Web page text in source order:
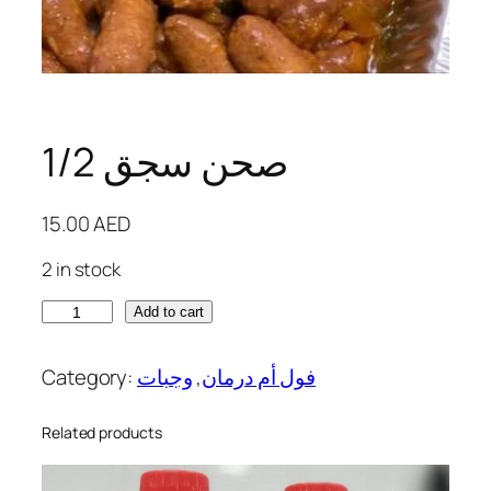
صحن سجق 1/2
15.00AED
2 in stock
ن
س
ج
Add to cart
Category: فول أم درمان, وجبات
Related products